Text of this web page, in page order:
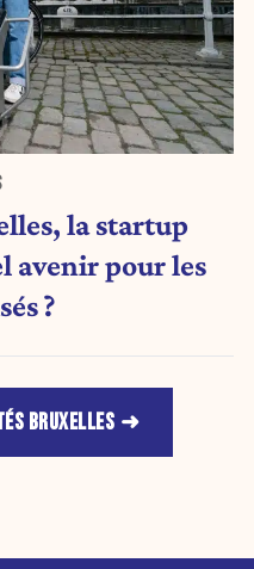
la startup
avenir pour les
?
BRUXELLES